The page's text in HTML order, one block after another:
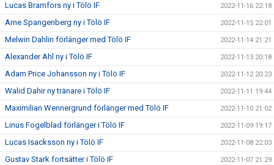
Lucas Bramfors ny i Tölö IF 2022-11-16 22:18
Arne Spangenberg ny i Tölö IF 2022-11-15 22:01
Melwin Dahlin förlänger med Tölö IF 2022-11-14 21:21
Alexander Ahl ny i Tölö IF 2022-11-13 20:18
Adam Price Johansson ny i Tölö IF 2022-11-12 20:23
Walid Dahir ny tränare i Tölö IF 2022-11-11 19:44
Maximilian Wennergrund förlänger med Tölö IF 2022-11-10 21:02
Linus Fogelblad förlänger i Tölö IF 2022-11-09 19:17
Lucas Isacksson ny i Tölö IF 2022-11-08 22:03
Gustav Stark fortsätter i Tölö IF 2022-11-07 21:29